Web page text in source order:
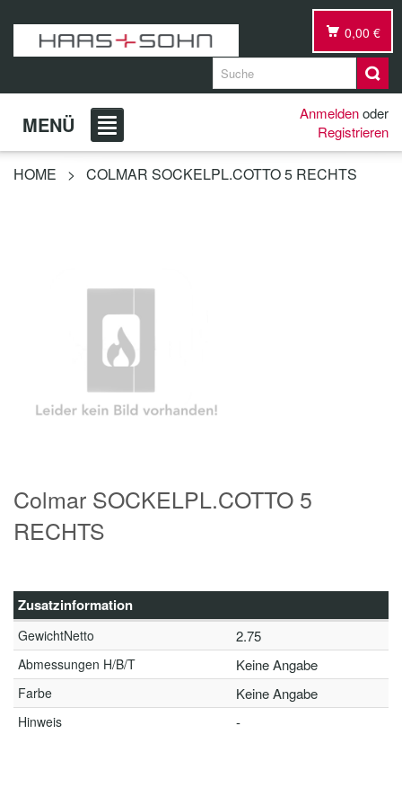
0,00 €
MENÜ Anmeldenoder
Registrieren
HOME > COLMAR SOCKELPL.COTTO 5 RECHTS
Colmar SOCKELPL.COTTO 5
RECHTS
Zusatzinformation
GewichtNetto 2.75
Abmessungen H/B/T Keine Angabe
Farbe Keine Angabe
Hinweis -